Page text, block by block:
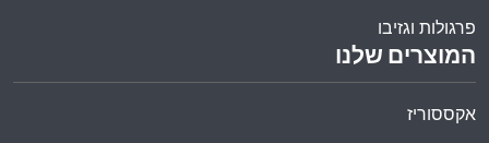
המוצרים שלנו
אקססוריז
פרגולות וגזיבו